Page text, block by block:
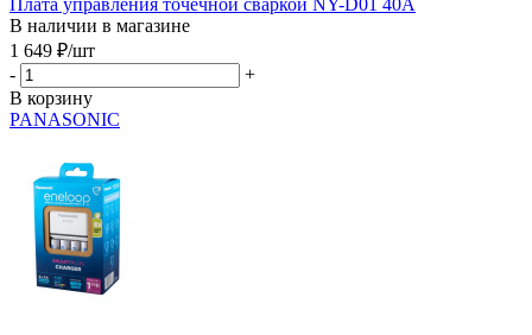
В наличии в магазине
1 649 ₽/шт
-
+
В корзину
PANASONIC